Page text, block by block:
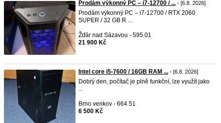
Prodám výkonný PC – i7-12700 / ... - [6.8. 2026]
Prodám výkonný PC – i7-12700 / RTX 2060
SUPER / 32 GB R ...
Žďár nad Sázavou - 595 01
21 900 Kč
Intel core i5-7600 / 16GB RAM ... - [6.8. 2026]
Dobrý den, počítač je plně funkční, lze využít jako
...
Brno venkov - 664 51
6 500 Kč